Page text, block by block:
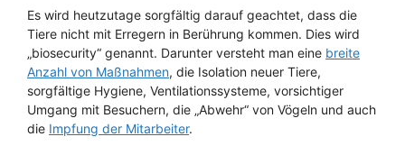
Es wird heutzutage sorgfältig darauf geachtet, dass die
Tiere nicht mit Erregern in Berührung kommen. Dies wird
„biosecurity“ genannt. Darunter versteht man eine breite
Anzahl von Maßnahmen, die Isolation neuer Tiere,
sorgfältige Hygiene, Ventilationssysteme, vorsichtiger
Umgang mit Besuchern, die „Abwehr“ von Vögeln und auch
die Impfung der Mitarbeiter.